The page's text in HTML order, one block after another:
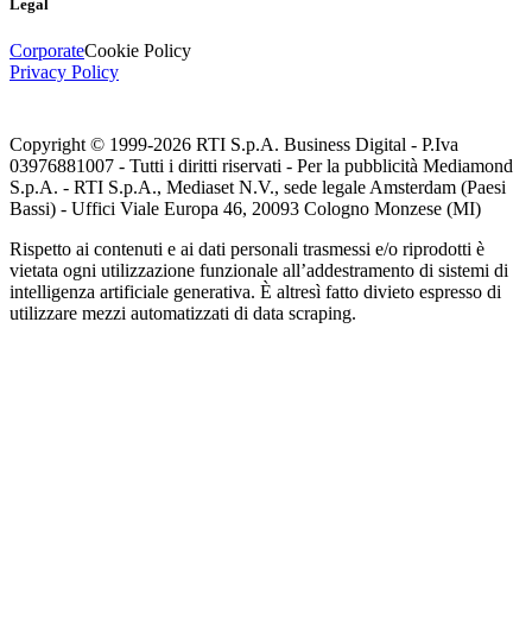
Legal
CorporateCookie Policy
Privacy Policy
Copyright © 1999-2026 RTI S.p.A. Business Digital - P.Iva
03976881007 - Tutti i diritti riservati - Per la pubblicità Mediamond
S.p.A. - RTI S.p.A., Mediaset N.V., sede legale Amsterdam (Paesi
Bassi) - Uffici Viale Europa 46, 20093 Cologno Monzese (MI)
Rispetto ai contenuti e ai dati personali trasmessi e/o riprodotti è
vietata ogni utilizzazione funzionale all’addestramento di sistemi di
intelligenza artificiale generativa. È altresì fatto divieto espresso di
utilizzare mezzi automatizzati di data scraping.